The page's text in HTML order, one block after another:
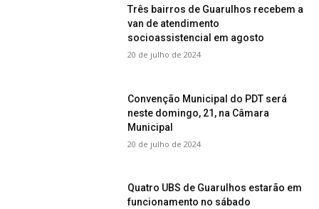
Três bairros de Guarulhos recebem a
van de atendimento
socioassistencial em agosto
20 de julho de 2024
Convenção Municipal do PDT será
neste domingo, 21, na Câmara
Municipal
20 de julho de 2024
Quatro UBS de Guarulhos estarão em
funcionamento no sábado